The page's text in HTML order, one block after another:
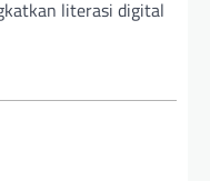
literasi digital